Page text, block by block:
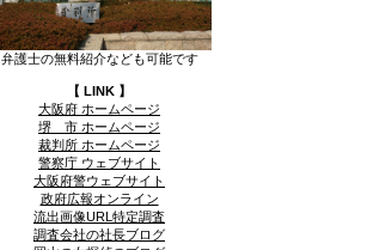
弁護士の無料紹介なども可能です
【 LINK 】
大阪府 ホームページ
堺 市 ホームページ
裁判所 ホームページ
警察庁 ウェブサイト
大阪府警ウェブサイト
政府広報オンライン
流出画像URL特定調査
調査会社の社長ブログ